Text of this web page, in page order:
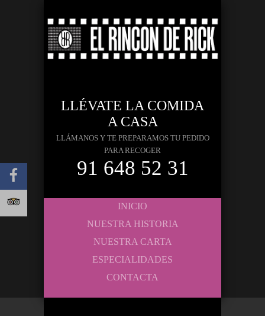
LLÉVATE LA COMIDA
A CASA
LLÁMANOS Y TE PREPARAMOS TU PEDIDO
PARA RECOGER
91 648 52 31
INICIO
NUESTRA HISTORIA
NUESTRA CARTA
ESPECIALIDADES
CONTACTA